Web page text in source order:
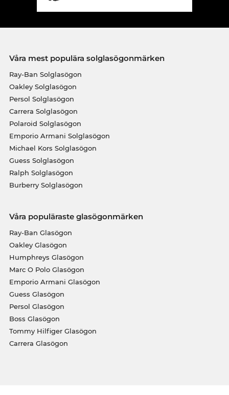
Våra mest populära solglasögonmärken
Ray-Ban Solglasögon
Oakley Solglasögon
Persol Solglasögon
Carrera Solglasögon
Polaroid Solglasögon
Emporio Armani Solglasögon
Michael Kors Solglasögon
Guess Solglasögon
Ralph Solglasögon
Burberry Solglasögon
Våra populäraste glasögonmärken
Ray-Ban Glasögon
Oakley Glasögon
Humphreys Glasögon
Marc O Polo Glasögon
Emporio Armani Glasögon
Guess Glasögon
Persol Glasögon
Boss Glasögon
Tommy Hilfiger Glasögon
Carrera Glasögon